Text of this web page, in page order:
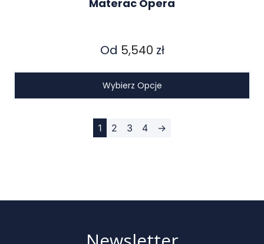
Materac Opera
Od 5,540 zł
Wybierz Opcje
1 2 3 4 →